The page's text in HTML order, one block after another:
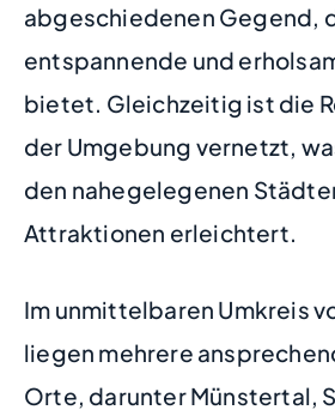
abgeschiedenen Gegend,
entspannende und
bietet. Gleichzeitig ist die
der Umgebung vernetzt,
den nahegelegenen
Attraktionen erleichtert.
Im unmittelbaren Umkreis
liegen mehrere
Orte, darunter Münstertal,